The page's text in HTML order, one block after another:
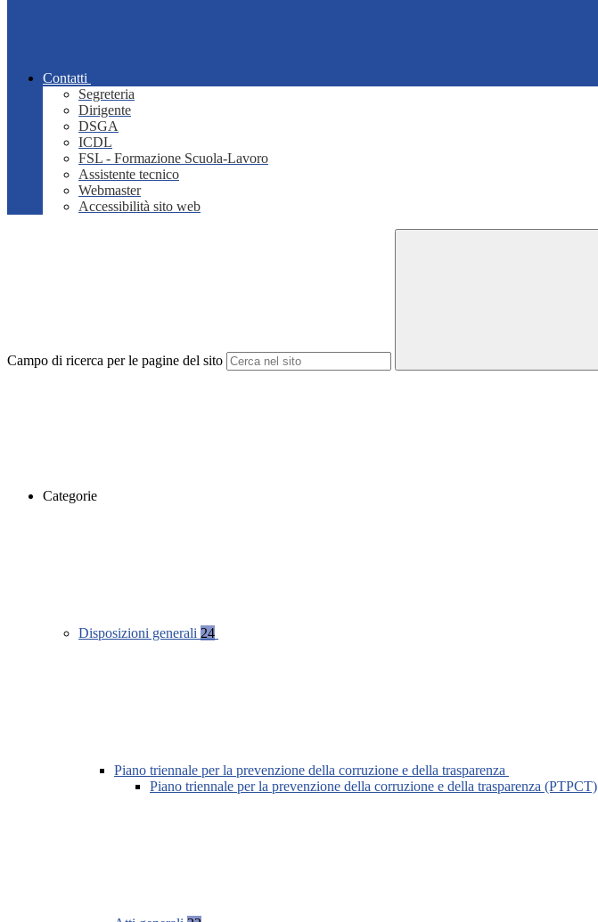
Contatti
Segreteria
Dirigente
DSGA
ICDL
FSL - Formazione Scuola-Lavoro
Assistente tecnico
Webmaster
Accessibilità sito web
Campo di ricerca per le pagine del sito
Categorie
Disposizioni generali 24
Piano triennale per la prevenzione della corruzione e della trasparenza
Piano triennale per la prevenzione della corruzione e della trasparenza (PTPCT)